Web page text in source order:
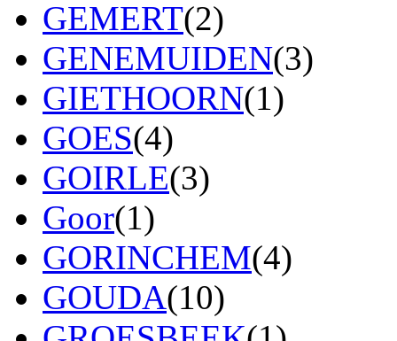
GEMERT(2)
GENEMUIDEN(3)
GIETHOORN(1)
GOES(4)
GOIRLE(3)
Goor(1)
GORINCHEM(4)
GOUDA(10)